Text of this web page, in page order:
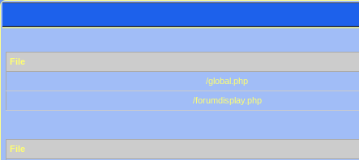
File
/global.php
/forumdisplay.php
File